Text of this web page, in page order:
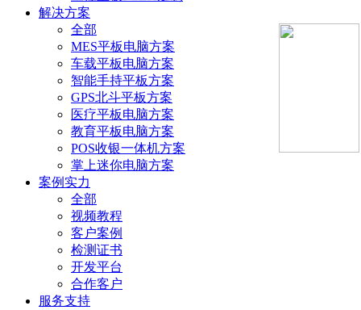
解决方案
全部
MES平板电脑方案
车载平板电脑方案
智能手持平板方案
GPS北斗平板方案
医疗平板电脑方案
教育平板电脑方案
POS收银一体机方案
掌上迷你电脑方案
案例实力
全部
视频教程
客户案例
检测证书
开发平台
合作客户
服务支持